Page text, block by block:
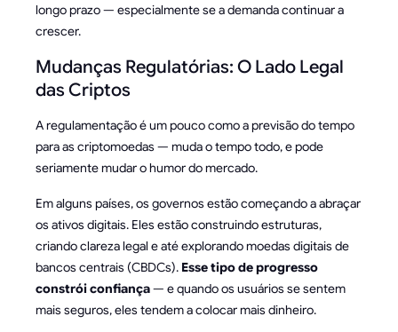
longo prazo — especialmente se a demanda continuar a
crescer.
Mudanças Regulatórias: O Lado Legal
das Criptos
A regulamentação é um pouco como a previsão do tempo
para as criptomoedas — muda o tempo todo, e pode
seriamente mudar o humor do mercado.
Em alguns países, os governos estão começando a abraçar
os ativos digitais. Eles estão construindo estruturas,
criando clareza legal e até explorando moedas digitais de
bancos centrais (CBDCs). Esse tipo de progresso
constrói confiança— e quando os usuários se sentem
mais seguros, eles tendem a colocar mais dinheiro.